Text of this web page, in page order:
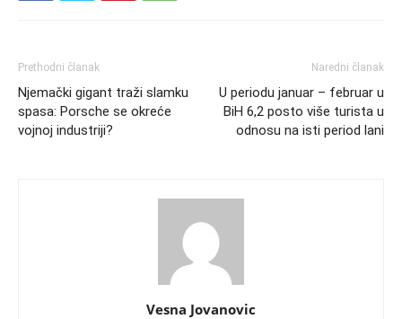
Prethodni članak
Njemački gigant traži slamku
spasa: Porsche se okreće
vojnoj industriji?
Naredni članak
U periodu januar – februar u
BiH 6,2 posto više turista u
odnosu na isti period lani
Vesna Jovanovic